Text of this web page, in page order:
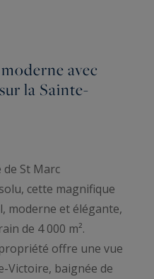
avec
la Sainte-
St Marc
cette magnifique
moderne et élégante,
de 4 000 m².
offre une vue
Victoire, baignée de